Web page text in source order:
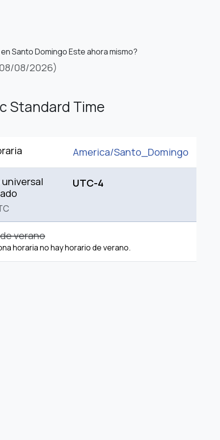
Santo Domingo Este ahora mismo?
08/2026)
Standard Time
America/Santo_Domingo
UTC-4
verano
horaria no hay horario de verano.